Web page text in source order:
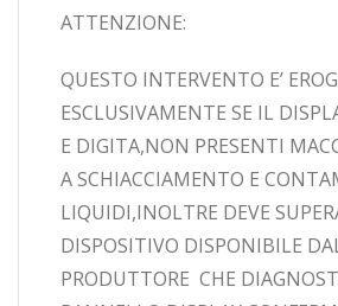
ATTENZIONE:
QUESTO INTERVENTO E’
ESCLUSIVAMENTE SE IL
E DIGITA,NON PRESENTI
A SCHIACCIAMENTO E
LIQUIDI,INOLTRE DEVE
DISPOSITIVO DISPONIBILE
PRODUTTORE CHE